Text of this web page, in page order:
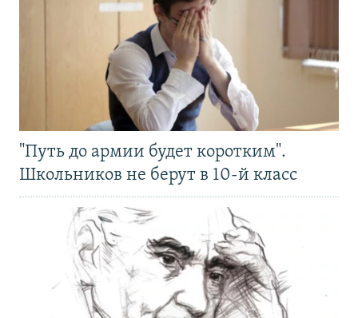
"Путь до армии будет коротким".
Школьников не берут в 10-й класс